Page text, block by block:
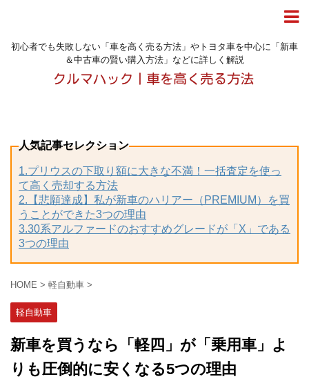
初心者でも失敗しない「車を高く売る方法」やトヨタ車を中心に「新車
＆中古車の賢い購入方法」などに詳しく解説
人気記事セレクション
1.プリウスの下取り額に大きな不満！一括査定を使っ
て高く売却する方法
2.【悲願達成】私が新車のハリアー（PREMIUM）を買
うことができた3つの理由
3.30系アルファードのおすすめグレードが「X」である
3つの理由
HOME > 軽自動車 >
軽自動車
新車を買うなら「軽四」が「乗用車」よ
りも圧倒的に安くなる5つの理由